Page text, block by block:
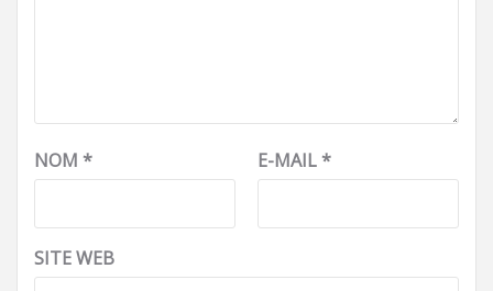
NOM * E-MAIL*
SITE WEB